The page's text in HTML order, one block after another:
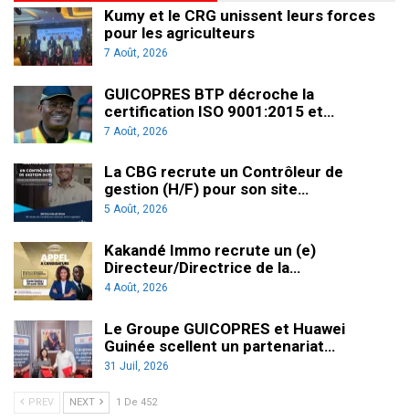
Kumy et le CRG unissent leurs forces
pour les agriculteurs
7 Août, 2026
GUICOPRES BTP décroche la
certification ISO 9001:2015 et…
7 Août, 2026
La CBG recrute un Contrôleur de
gestion (H/F) pour son site…
5 Août, 2026
Kakandé Immo recrute un (e)
Directeur/Directrice de la…
4 Août, 2026
Le Groupe GUICOPRES et Huawei
Guinée scellent un partenariat…
31 Juil, 2026
PREV NEXT 1 De 452